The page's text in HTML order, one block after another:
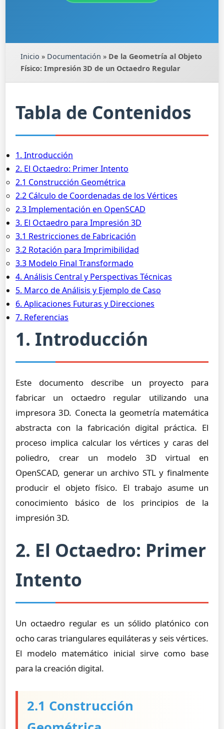
Inicio » Documentación » De la Geometría al Objeto
Físico: Impresión 3D de un Octaedro Regular
Tabla de Contenidos
1. Introducción
2. El Octaedro: Primer Intento
2.1 Construcción Geométrica
2.2 Cálculo de Coordenadas de los Vértices
2.3 Implementación en OpenSCAD
3. El Octaedro para Impresión 3D
3.1 Restricciones de Fabricación
3.2 Rotación para Imprimibilidad
3.3 Modelo Final Transformado
4. Análisis Central y Perspectivas Técnicas
5. Marco de Análisis y Ejemplo de Caso
6. Aplicaciones Futuras y Direcciones
7. Referencias
1. Introducción
Este documento describe un proyecto para
fabricar un octaedro regular utilizando una
impresora 3D. Conecta la geometría matemática
abstracta con la fabricación digital práctica. El
proceso implica calcular los vértices y caras del
poliedro, crear un modelo 3D virtual en
OpenSCAD, generar un archivo STL y finalmente
producir el objeto físico. El trabajo asume un
conocimiento básico de los principios de la
impresión 3D.
2. El Octaedro: Primer
Intento
Un octaedro regular es un sólido platónico con
ocho caras triangulares equiláteras y seis vértices.
El modelo matemático inicial sirve como base
para la creación digital.
2.1 Construcción